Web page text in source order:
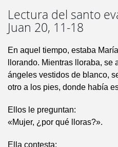
Lectura del santo
Juan 20, 11-18
En aquel tiempo, estaba
llorando. Mientras lloraba,
ángeles vestidos de blanco,
otro a los pies, donde había
Ellos le preguntan:
«Mujer, ¿por qué lloras?».
Ella contesta: